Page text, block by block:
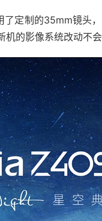
定制的35mm镜头
的影像系统改动不会